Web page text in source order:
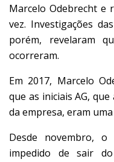
Marcelo Odebrecht e
vez. Investigações
porém, revelaram
ocorreram.
Em 2017, Marcelo
que as iniciais AG,
da empresa, eram
Desde novembro, o
impedido de sair